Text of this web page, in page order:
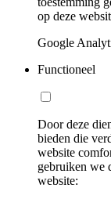
op deze
Google
Functioneel
Door deze
bieden die
website
gebruiken we
website: